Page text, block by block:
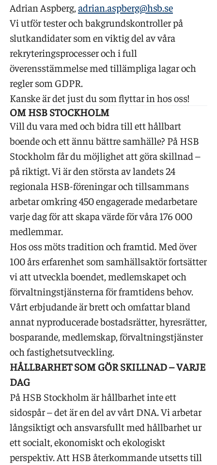
Adrian Aspberg,adrian.aspberg@hsb.se
Vi utför tester och bakgrundskontroller på
slutkandidater som en viktig del av våra
rekryteringsprocesser och i full
överensstämmelse med tillämpliga lagar och
regler som GDPR.
Kanske är det just du som flyttar in hos oss!
OM HSB STOCKHOLM
Vill du vara med och bidra till ett hållbart
boende och ett ännu bättre samhälle? På HSB
Stockholm får du möjlighet att göra skillnad –
på riktigt. Vi är den största av landets 24
regionala HSB-föreningar och tillsammans
arbetar omkring 450 engagerade medarbetare
varje dag för att skapa värde för våra 176 000
medlemmar.
Hos oss möts tradition och framtid. Med över
100 års erfarenhet som samhällsaktör fortsätter
vi att utveckla boendet, medlemskapet och
förvaltningstjänsterna för framtidens behov.
Vårt erbjudande är brett och omfattar bland
annat nyproducerade bostadsrätter, hyresrätter,
bosparande, medlemskap, förvaltningstjänster
och fastighetsutveckling.
HÅLLBARHET SOM GÖR SKILLNAD – VARJE
DAG
På HSB Stockholm är hållbarhet inte ett
sidospår – det är en del av vårt DNA. Vi arbetar
långsiktigt och ansvarsfullt med hållbarhet ur
ett socialt, ekonomiskt och ekologiskt
perspektiv. Att HSB återkommande utsetts till